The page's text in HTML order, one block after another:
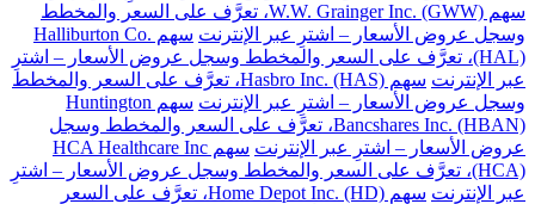
سهم W.W. Grainger Inc. (GWW)، تعرَّف على السعر والمخطط
وسجل عروض الأسعار – اشترِ عبر الإنترنت
سهم Halliburton Co.
(HAL)، تعرَّف على السعر والمخطط وسجل عروض الأسعار – اشترِ
عبر الإنترنت
سهم Hasbro Inc. (HAS)، تعرَّف على السعر والمخطط
وسجل عروض الأسعار – اشترِ عبر الإنترنت
سهم Huntington
Bancshares Inc. (HBAN)، تعرَّف على السعر والمخطط وسجل
عروض الأسعار – اشترِ عبر الإنترنت
سهم HCA Healthcare Inc
(HCA)، تعرَّف على السعر والمخطط وسجل عروض الأسعار – اشترِ
عبر الإنترنت
سهم Home Depot Inc. (HD)، تعرَّف على السعر